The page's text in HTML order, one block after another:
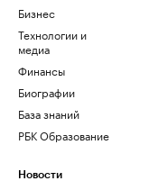
Бизнес
Технологии и
медиа
Финансы
Биографии
База знаний
РБК Образование
Новости